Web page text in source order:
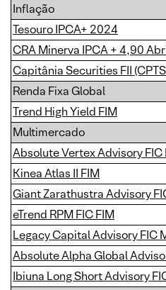
Inflação
Tesouro IPCA+ 2024
CRA Minerva IPCA + 4,90
Capitânia Securities FII
Renda Fixa Global
Trend High Yield FIM
Multimercado
Absolute Vertex Advisory
Kinea Atlas II FIM
Giant Zarathustra Advisory
eTrend RPM FIC FIM
Legacy Capital Advisory FIC
Absolute Alpha Global
Ibiuna Long Short Advisory